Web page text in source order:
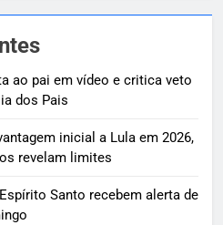
ao pai em vídeo e critica veto
dos Pais
inicial a Lula em 2026,
revelam limites
Santo recebem alerta de